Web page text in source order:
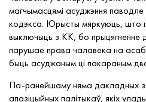
магчымасцямі асуджэння
кодэкса. Юрысты мяркуюць, што
выключыць з КК, бо прыцягненне
парушае права чалавека на
быць асуджаным ці пакараным
Па-ранейшаму няма дакладных
апазіцыйных палітыкаў, якіх